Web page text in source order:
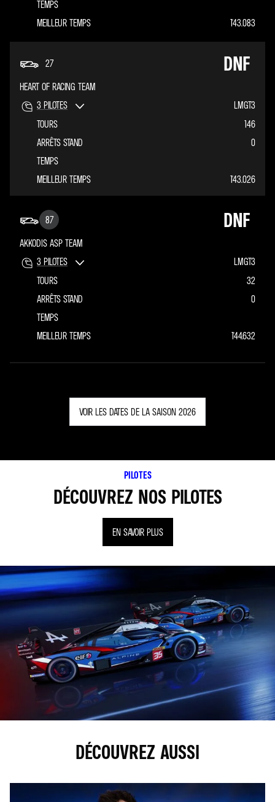
1'43.083
TEMPS
MEILLEUR TEMPS
DNF
27
3 PILOTES
HEART OF RACING TEAM
LMGT3
146
0
1'43.026
TOURS
ARRÊTS STAND
TEMPS
MEILLEUR TEMPS
DNF
87
3 PILOTES
AKKODIS ASP TEAM
LMGT3
32
0
1'44.632
TOURS
ARRÊTS STAND
TEMPS
MEILLEUR TEMPS
VOIR LES DATES DE LA SAISON 2026
PILOTES
DÉCOUVREZ NOS PILOTES
EN SAVOIR PLUS
DÉCOUVREZ AUSSI